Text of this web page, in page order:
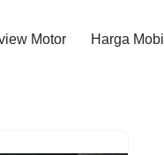
Motor Harga Mobil